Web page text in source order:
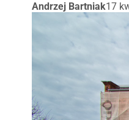
Andrzej Bartniak17